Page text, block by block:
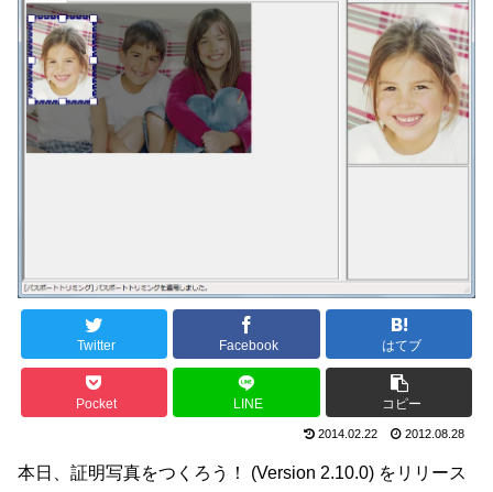
Twitter Facebook はてブ
Pocket LINE コピー
2014.02.22 2012.08.28
本日、証明写真をつくろう！ (Version 2.10.0) をリリース